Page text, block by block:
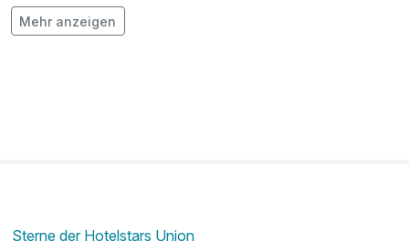
Radon-Thermal-Wannenbad
Mehr anzeigen
Sterne der Hotelstars Union